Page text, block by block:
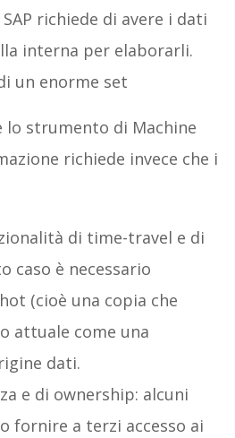
richiede di avere i dati
interna per elaborarli.
un enorme set
lo strumento di Machine
richiede invece che i
di time-travel e di
caso è necessario
(cioè una copia che
attuale come una
dati.
e di ownership: alcuni
fornire a terzi accesso ai